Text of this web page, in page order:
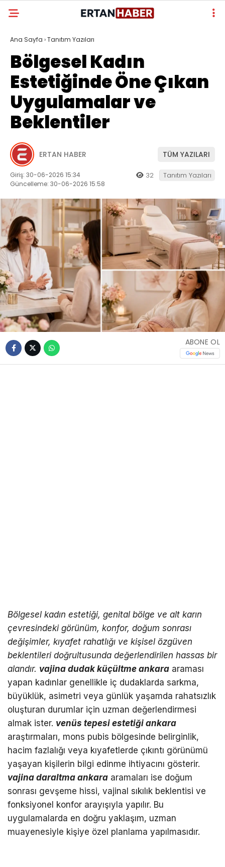
Ana Sayfa ›Tanıtım Yazıları
Bölgesel Kadın
Estetiğinde Öne Çıkan
Uygulamalar ve
Beklentiler
ERTAN HABER TÜM YAZILARI
Giriş: 30-06-2026 15:34
Güncelleme: 30-06-2026 15:58
32 Tanıtım Yazıları
ABONE OL
Bölgesel kadın estetiği, genital bölge ve alt karın
çevresindeki görünüm, konfor, doğum sonrası
değişimler, kıyafet rahatlığı ve kişisel özgüven
beklentileri doğrultusunda değerlendirilen hassas bir
alandır. vajina dudak küçültme ankara araması
yapan kadınlar genellikle iç dudaklarda sarkma,
büyüklük, asimetri veya günlük yaşamda rahatsızlık
oluşturan durumlar için uzman değerlendirmesi
almak ister. venüs tepesi estetiği ankara
araştırmaları, mons pubis bölgesinde belirginlik,
hacim fazlalığı veya kıyafetlerde çıkıntı görünümü
yaşayan kişilerin bilgi edinme ihtiyacını gösterir.
vajina daraltma ankara aramaları ise doğum
sonrası gevşeme hissi, vajinal sıkılık beklentisi ve
fonksiyonel konfor arayışıyla yapılır. Bu
uygulamalarda en doğru yaklaşım, uzman
muayenesiyle kişiye özel planlama yapılmasıdır.